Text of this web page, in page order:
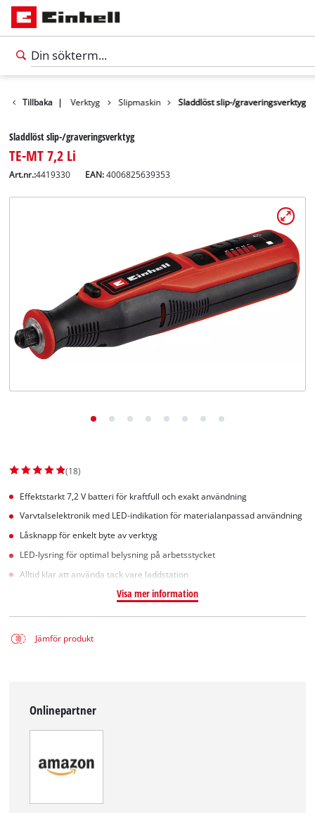
English
Tillbaka |
Produkter Verktyg Slipmaskin Sladdlöst slip-/graveringsverktyg
Sladdlöst slip-/graveringsverktyg
TE-MT 7,2 Li
Art.nr.:4419330 EAN:4006825639353
(18)
Effektstarkt 7,2 V batteri för kraftfull och exakt användning
Varvtalselektronik med LED-indikation för materialanpassad användning
Låsknapp för enkelt byte av verktyg
LED-lysring för optimal belysning på arbetsstycket
Alltid klar att använda tack vare laddstation
Visa mer information
Jämför produkt
Onlinepartner